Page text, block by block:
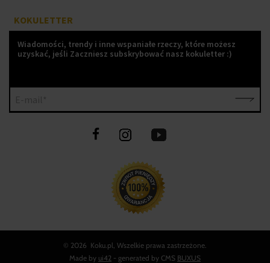
KOKULETTER
Wiadomości, trendy i inne wspaniałe rzeczy, które możesz
uzyskać, jeśli Zaczniesz subskrybować nasz kokuletter :)
© 2026 Koku.pl, Wszelkie prawa zastrzeżone.
Made by ui42 - generated by CMS BUXUS